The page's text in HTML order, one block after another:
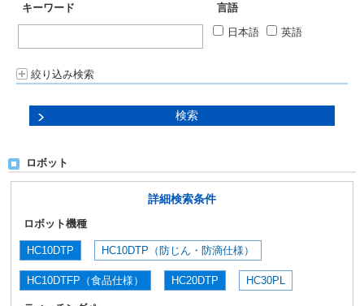
キーワード
言語
日本語
英語
絞り込み検索
ロボット
詳細検索条件
ロボット機種
HC10DTP HC10DTP（防じん・防滴仕様）
HC10DTFP（食品仕様） HC20DTP HC30PL